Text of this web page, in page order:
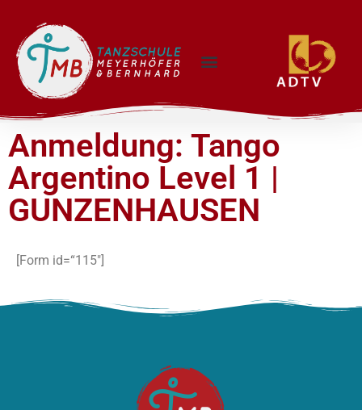
Anmeldung: Tango
Argentino Level 1 |
GUNZENHAUSEN
[Form id=“115″]